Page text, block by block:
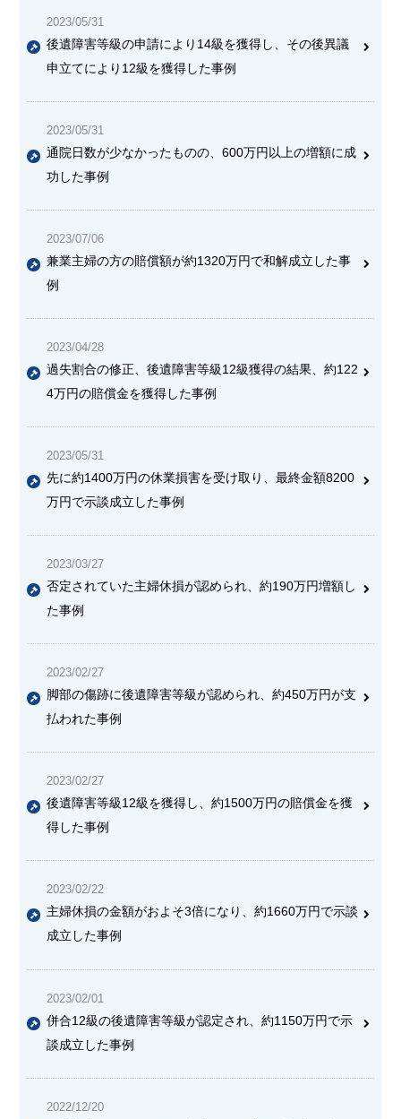
2023/05/31
後遺障害等級の申請により14級を獲得し、その後異議
申立てにより12級を獲得した事例
2023/05/31
通院日数が少なかったものの、600万円以上の増額に成
功した事例
2023/07/06
兼業主婦の方の賠償額が約1320万円で和解成立した事
例
2023/04/28
過失割合の修正、後遺障害等級12級獲得の結果、約122
4万円の賠償金を獲得した事例
2023/05/31
先に約1400万円の休業損害を受け取り、 最終金額8200
万円で示談成立 した事例
2023/03/27
否定されていた主婦休損が認められ、 約190万円増額し
た事例
2023/02/27
脚部の傷跡に後遺障害等級が認められ、約450万円が支
払われた事例
2023/02/27
後遺障害等級12級を獲得し、約1500万円の賠償金を獲
得した事例
2023/02/22
主婦休損の金額がおよそ3倍になり、約1660万円で示談
成立した事例
2023/02/01
併合12級の後遺障害等級が認定され、約1150万円で示
談成立した事例
2022/12/20